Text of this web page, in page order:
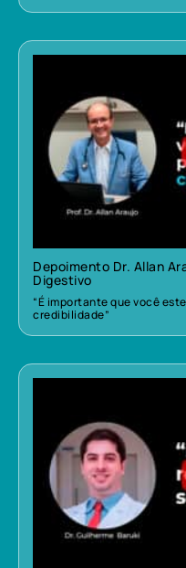
Depoimento Dr. Allan
Digestivo
“É importante que você
credibilidade”